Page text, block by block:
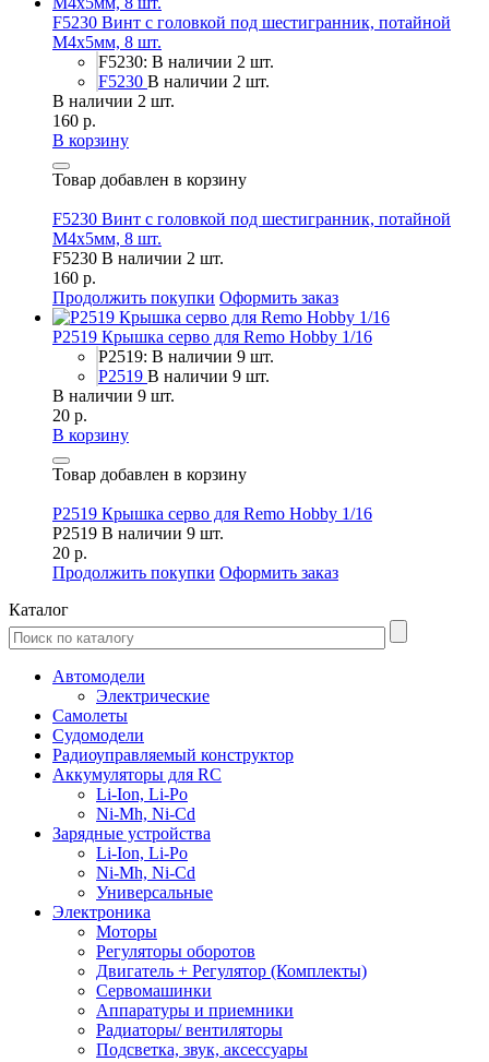
F5230 Винт с головкой под шестигранник, потайной
М4х5мм, 8 шт.
F5230: В наличии 2 шт.
F5230 В наличии 2 шт.
В наличии 2 шт.
160 р.
В корзину
Товар добавлен в корзину
F5230 Винт с головкой под шестигранник, потайной
М4х5мм, 8 шт.
F5230 В наличии 2 шт.
160 р.
Продолжить покупки Оформить заказ
P2519 Крышка серво для Remo Hobby 1/16
P2519: В наличии 9 шт.
P2519 В наличии 9 шт.
В наличии 9 шт.
20 р.
В корзину
Товар добавлен в корзину
P2519 Крышка серво для Remo Hobby 1/16
P2519 В наличии 9 шт.
20 р.
Продолжить покупки Оформить заказ
Каталог
Автомодели
Электрические
Самолеты
Судомодели
Радиоуправляемый конструктор
Аккумуляторы для RC
Li-Ion, Li-Po
Ni-Mh, Ni-Cd
Зарядные устройства
Li-Ion, Li-Po
Ni-Mh, Ni-Cd
Универсальные
Электроника
Моторы
Регуляторы оборотов
Двигатель + Регулятор (Комплекты)
Сервомашинки
Аппаратуры и приемники
Радиаторы/ вентиляторы
Подсветка, звук, аксессуары